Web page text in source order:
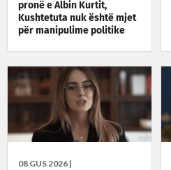
pronë e Albin Kurtit,
Kushtetuta nuk është mjet
për manipulime politike
08 GUS 2026 |